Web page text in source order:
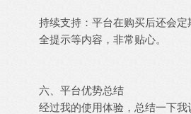
持续支持：平台在购买后还会
全提示等内容，非常贴心。
六、平台优势总结
经过我的使用体验，总结一下我